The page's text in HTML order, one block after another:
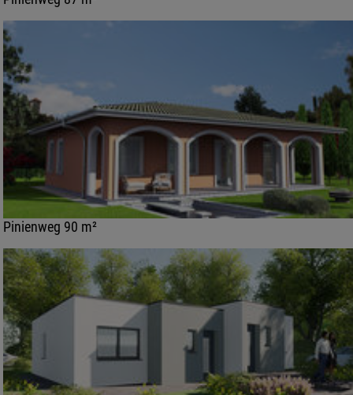
Pinienweg 90 m²